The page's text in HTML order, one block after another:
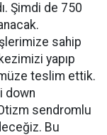
Şimdi de 750
sahip
yapıp
teslim ettik.
down
sendromlu
Bu